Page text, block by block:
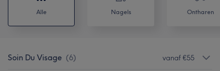
Alle Nagels Ontharen
Soin Du Visage (6) vanaf €55